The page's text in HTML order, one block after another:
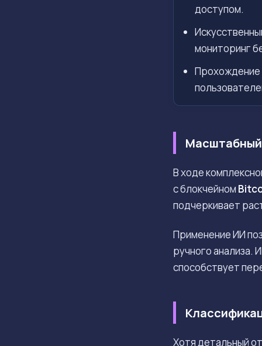
доступом.
мониторинг
Прохождение
Масштабный
В ходе
с блокчейном
подчеркивает
Применение ИИ
ручного
способствует
Хотя детальный